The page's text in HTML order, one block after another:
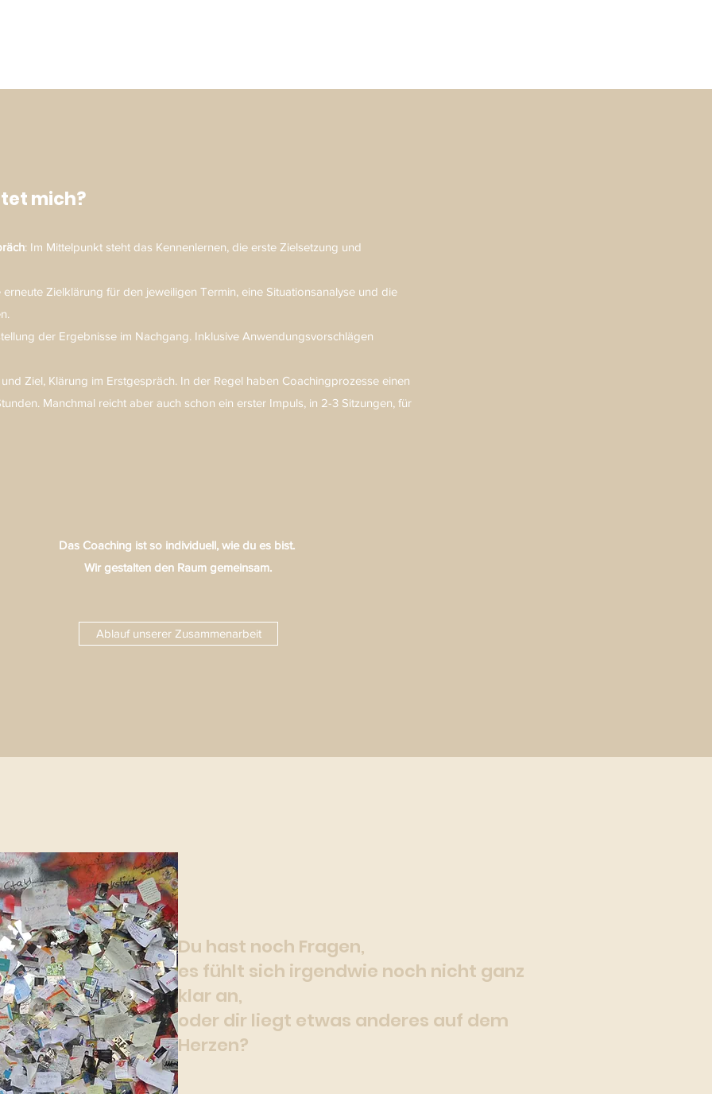
mich?
: Im Mittelpunkt steht das Kennenlernen, die erste Zielsetzung und
Zielklärung für den jeweiligen Termin, eine Situationsanalyse und die
der Ergebnisse im Nachgang. Inklusive Anwendungsvorschlägen
Ziel, Klärung im Erstgespräch. In der Regel haben Coachingprozesse einen
Manchmal reicht aber auch schon ein erster Impuls, in 2-3 Sitzungen, für
Das Coaching ist so individuell, wie du es bist.
Wir gestalten den Raum gemeinsam.
Ablauf unserer Zusammenarbeit
Du hast noch Fragen,
es fühlt sich irgendwie noch nicht ganz
klar an,
oder dir liegt etwas anderes auf dem
Herzen?